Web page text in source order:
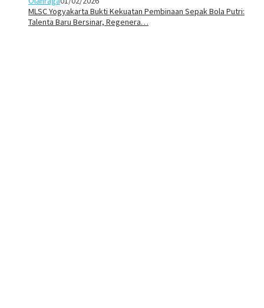
MLSC Yogyakarta Bukti Kekuatan Pembinaan Sepak Bola Putri:
Talenta Baru Bersinar, Regenera…